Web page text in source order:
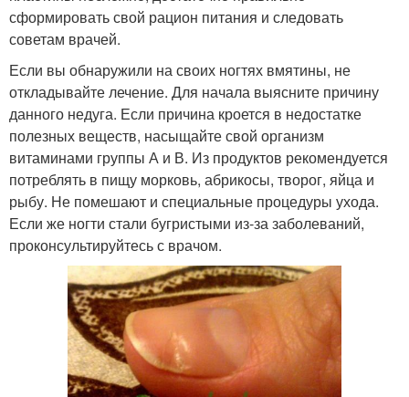
сформировать свой рацион питания и следовать
советам врачей.
Если вы обнаружили на своих ногтях вмятины, не
откладывайте лечение. Для начала выясните причину
данного недуга. Если причина кроется в недостатке
полезных веществ, насыщайте свой организм
витаминами группы А и В. Из продуктов рекомендуется
потреблять в пищу морковь, абрикосы, творог, яйца и
рыбу. Не помешают и специальные процедуры ухода.
Если же ногти стали бугристыми из-за заболеваний,
проконсультируйтесь с врачом.